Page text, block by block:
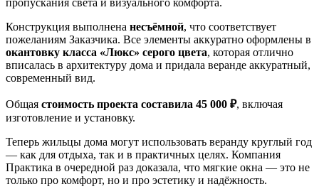
пропускания света и визуального комфорта.
Конструкция выполнена несъёмной, что соответствует
пожеланиям Заказчика. Все элементы аккуратно оформлены в
окантовку класса «Люкс» серого цвета, которая отлично
вписалась в архитектуру дома и придала веранде аккуратный,
современный вид.
Общая стоимость проекта составила 45 000 ₽, включая
изготовление и установку.
Теперь жильцы дома могут использовать веранду круглый год
— как для отдыха, так и в практичных целях. Компания
Практика в очередной раз доказала, что мягкие окна — это не
только про комфорт, но и про эстетику и надёжность.